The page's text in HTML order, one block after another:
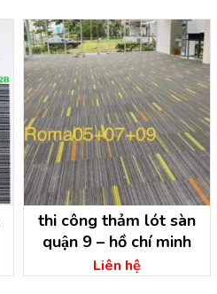
thi công thảm lót sàn
quận 9 – hồ chí minh
Liên hệ